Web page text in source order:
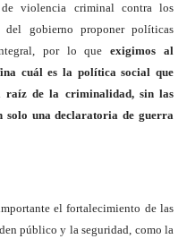
violencia criminal contra los
del gobierno proponer políticas
Integral, por lo queexigimos al
cuál es la política social que
de la criminalidad, sin las
solo una declaratoria de guerra
el fortalecimiento de las
público y la seguridad, como la